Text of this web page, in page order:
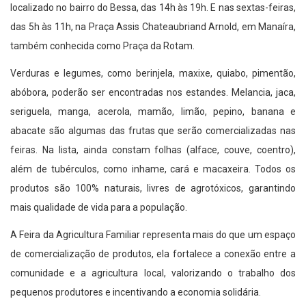
localizado no bairro do Bessa, das 14h às 19h. E nas sextas-feiras,
das 5h às 11h, na Praça Assis Chateaubriand Arnold, em Manaíra,
também conhecida como Praça da Rotam.
Verduras e legumes, como berinjela, maxixe, quiabo, pimentão,
abóbora, poderão ser encontradas nos estandes. Melancia, jaca,
seriguela, manga, acerola, mamão, limão, pepino, banana e
abacate são algumas das frutas que serão comercializadas nas
feiras. Na lista, ainda constam folhas (alface, couve, coentro),
além de tubérculos, como inhame, cará e macaxeira. Todos os
produtos são 100% naturais, livres de agrotóxicos, garantindo
mais qualidade de vida para a população.
A Feira da Agricultura Familiar representa mais do que um espaço
de comercialização de produtos, ela fortalece a conexão entre a
comunidade e a agricultura local, valorizando o trabalho dos
pequenos produtores e incentivando a economia solidária.